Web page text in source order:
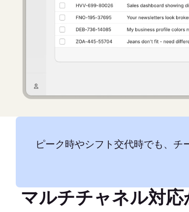
ピーク時やシフト交代時でも、チ
マルチチャネル対応